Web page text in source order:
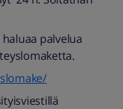
palvelua